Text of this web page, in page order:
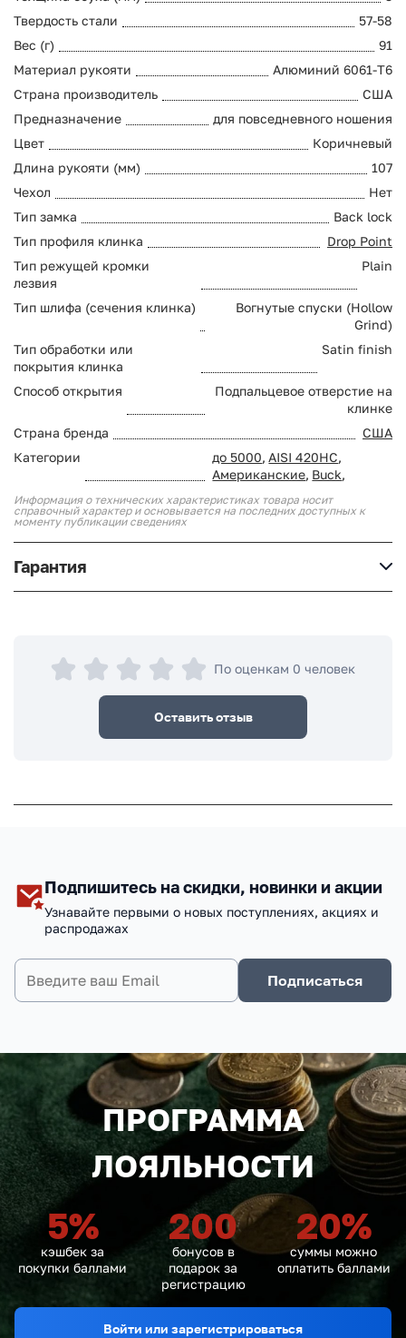
Твердость стали
57-58
Вес (г)
91
Материал рукояти
Алюминий 6061-T6
Страна производитель
США
Предназначение
для повседневного ношения
Цвет
Коричневый
Длина рукояти (мм)
107
Чехол
Нет
Тип замка
Back lock
Тип профиля клинка
Drop Point
Тип режущей кромки
лезвия
Plain
Тип шлифа (сечения клинка)
Вогнутые спуски (Hollow
Grind)
Тип обработки или
покрытия клинка
Satin finish
Способ открытия
Подпальцевое отверстие на
клинке
Страна бренда
США
Категории
до 5000, AISI 420HC,
Американские, Buck,
Информация о технических характеристиках товара носит
справочный характер и основывается на последних доступных к
моменту публикации сведениях
Гарантия
По оценкам 0 человек
Оставить отзыв
Подпишитесь на скидки, новинки и акции
Узнавайте первыми о новых поступлениях, акциях и
распродажах
Подписаться
ПРОГРАММА
ЛОЯЛЬНОСТИ
5%
кэшбек за
покупки баллами
200
бонусов в
подарок за
регистрацию
20%
суммы можно
оплатить баллами
Войти или зарегистрироваться